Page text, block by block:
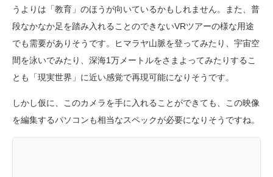
うよりは「教育」のほうが向いているかもしれません。また、普
段なかなか足を踏み入れることのできないVRツアーの様な用途
でも需要がありそうです。ヒマラヤ山脈を登ってみたり、宇宙空
間を泳いでみたり、深海1万メートルをさまよってみたりするこ
とも「現実世界」に近い感覚で再現可能になりそうです。
しかし仮に、このカメラを手に入れることができても、この映像
を編集するパソコンも相当なスペックが必要になりそうですね。